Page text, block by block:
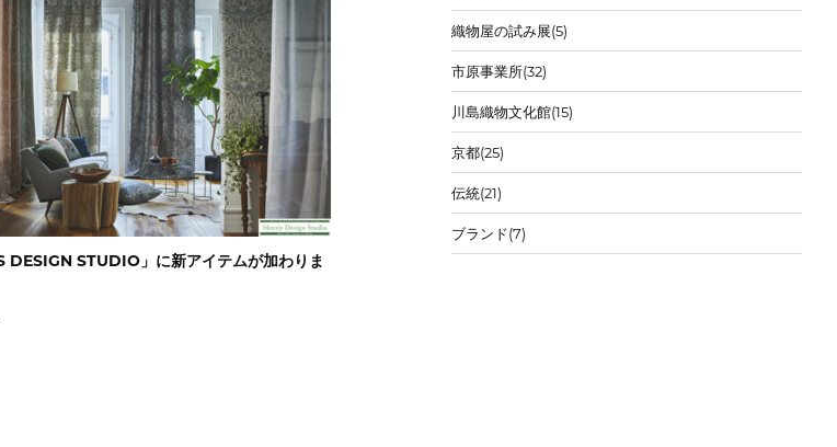
DESIGN STUDIO」に新アイテムが加わりま
織物屋の試み展(5)
市原事業所(32)
川島織物文化館(15)
京都(25)
伝統(21)
ブランド(7)